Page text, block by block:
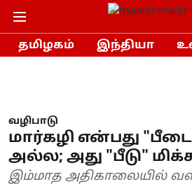
தமிழகம் இந்தியா
வழிபாடு
மார்கழி என்பது
அல்ல; அது "பீடு"
இம்மாத அதிகாலையில்